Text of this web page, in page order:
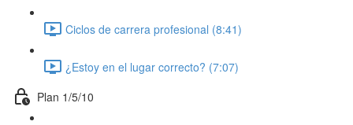
Ciclos de carrera profesional (8:41)
¿Estoy en el lugar correcto? (7:07)
Plan 1/5/10